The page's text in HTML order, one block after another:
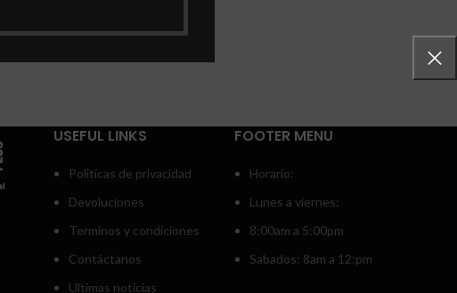
USEFUL LINKS
Politicas de privacidad
Devoluciones
Terminos y condiciones
Contáctanos
Ultimas noticias
FOOTER MENU
Horario:
Lunes a viernes:
8:00am a 5:00pm
Sabados: 8am a 12:pm